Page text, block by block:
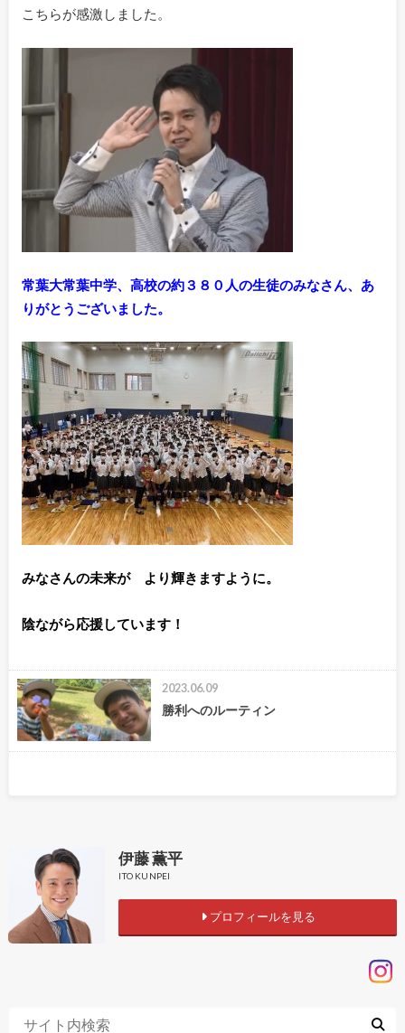
こちらが感激しました。
常葉大常葉中学、高校の約３８０人の生徒のみなさん、あ
りがとうございました。
みなさんの未来が より輝きますように。
陰ながら応援しています！
2023.06.09
勝利へのルーティン
伊藤 薫平
ITO KUNPEI
プロフィールを見る